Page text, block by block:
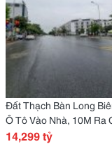
Đất Thạch Bàn Long
Ô Tô Vào Nhà, 10M Ra
1X Tỷ Nhỏ. Lh
14,299 tỷ